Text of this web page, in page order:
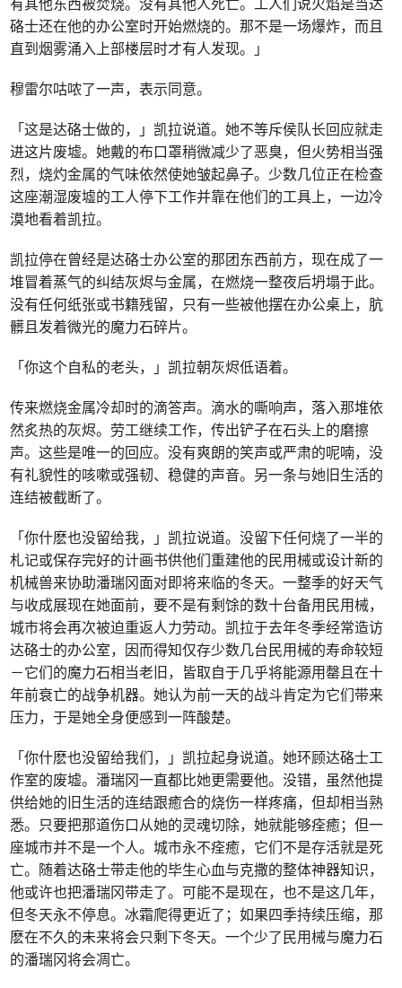
硌士还在他的办公室时开始燃烧的。那不是一场爆炸，而且
直到烟雾涌入上部楼层时才有人发现。」
穆雷尔咕哝了一声，表示同意。
「这是达硌士做的，」凯拉说道。她不等斥侯队长回应就走
进这片废墟。她戴的布口罩稍微减少了恶臭，但火势相当强
烈，烧灼金属的气味依然使她皱起鼻子。少数几位正在检查
这座潮湿废墟的工人停下工作并靠在他们的工具上，一边冷
漠地看着凯拉。
凯拉停在曾经是达硌士办公室的那团东西前方，现在成了一
堆冒着蒸气的纠结灰烬与金属，在燃烧一整夜后坍塌于此。
没有任何纸张或书籍残留，只有一些被他摆在办公桌上，肮
髒且发着微光的魔力石碎片。
「你这个自私的老头，」凯拉朝灰烬低语着。
传来燃烧金属冷却时的滴答声。滴水的嘶响声，落入那堆依
然炙热的灰烬。劳工继续工作，传出铲子在石头上的磨擦
声。这些是唯一的回应。没有爽朗的笑声或严肃的呢喃，没
有礼貌性的咳嗽或强韧、稳健的声音。另一条与她旧生活的
连结被截断了。
「你什麽也没留给我，」凯拉说道。没留下任何烧了一半的
札记或保存完好的计画书供他们重建他的民用械或设计新的
机械兽来协助潘瑞冈面对即将来临的冬天。一整季的好天气
与收成展现在她面前，要不是有剩馀的数十台备用民用械，
城市将会再次被迫重返人力劳动。凯拉于去年冬季经常造访
达硌士的办公室，因而得知仅存少数几台民用械的寿命较短
－它们的魔力石相当老旧，皆取自于几乎将能源用罄且在十
年前衰亡的战争机器。她认为前一天的战斗肯定为它们带来
压力，于是她全身便感到一阵酸楚。
「你什麽也没留给我们，」凯拉起身说道。她环顾达硌士工
作室的废墟。潘瑞冈一直都比她更需要他。没错，虽然他提
供给她的旧生活的连结跟癒合的烧伤一样疼痛，但却相当熟
悉。只要把那道伤口从她的灵魂切除，她就能够痊癒；但一
座城市并不是一个人。城市永不痊癒，它们不是存活就是死
亡。随着达硌士带走他的毕生心血与克撒的整体神器知识，
他或许也把潘瑞冈带走了。可能不是现在，也不是这几年，
但冬天永不停息。冰霜爬得更近了；如果四季持续压缩，那
麽在不久的未来将会只剩下冬天。一个少了民用械与魔力石
的潘瑞冈将会凋亡。